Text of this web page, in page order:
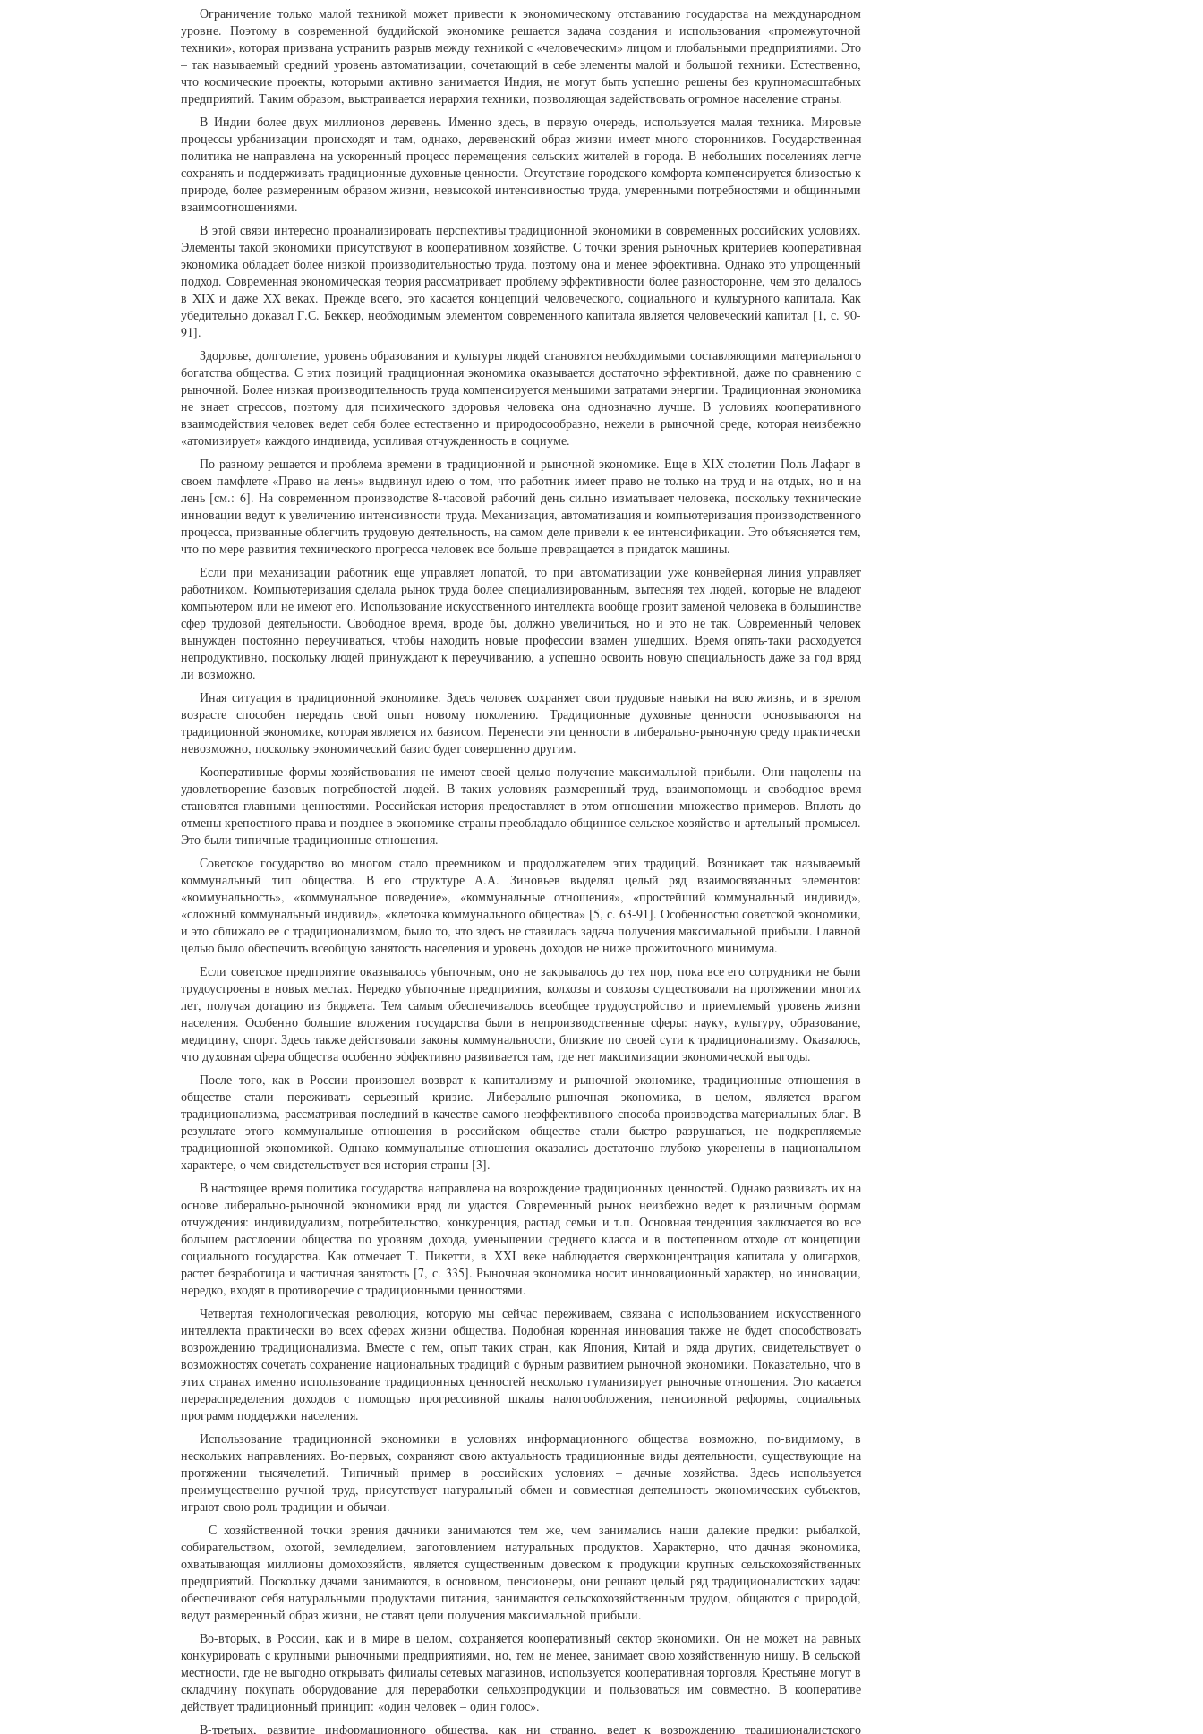
Ограничение только малой техникой может привести к экономическому отставанию государства на международном
уровне. Поэтому в современной буддийской экономике решается задача создания и использования «промежуточной
техники», которая призвана устранить разрыв между техникой с «человеческим» лицом и глобальными предприятиями. Это
– так называемый средний уровень автоматизации, сочетающий в себе элементы малой и большой техники. Естественно,
что космические проекты, которыми активно занимается Индия, не могут быть успешно решены без крупномасштабных
предприятий. Таким образом, выстраивается иерархия техники, позволяющая задействовать огромное население страны.
В Индии более двух миллионов деревень. Именно здесь, в первую очередь, используется малая техника. Мировые
процессы урбанизации происходят и там, однако, деревенский образ жизни имеет много сторонников. Государственная
политика не направлена на ускоренный процесс перемещения сельских жителей в города. В небольших поселениях легче
сохранять и поддерживать традиционные духовные ценности. Отсутствие городского комфорта компенсируется близостью к
природе, более размеренным образом жизни, невысокой интенсивностью труда, умеренными потребностями и общинными
взаимоотношениями.
В этой связи интересно проанализировать перспективы традиционной экономики в современных российских условиях.
Элементы такой экономики присутствуют в кооперативном хозяйстве. С точки зрения рыночных критериев кооперативная
экономика обладает более низкой производительностью труда, поэтому она и менее эффективна. Однако это упрощенный
подход. Современная экономическая теория рассматривает проблему эффективности более разносторонне, чем это делалось
в XIX и даже XX веках. Прежде всего, это касается концепций человеческого, социального и культурного капитала. Как
убедительно доказал Г.С. Беккер, необходимым элементом современного капитала является человеческий капитал [1, с. 90-
91].
Здоровье, долголетие, уровень образования и культуры людей становятся необходимыми составляющими материального
богатства общества. С этих позиций традиционная экономика оказывается достаточно эффективной, даже по сравнению с
рыночной. Более низкая производительность труда компенсируется меньшими затратами энергии. Традиционная экономика
не знает стрессов, поэтому для психического здоровья человека она однозначно лучше. В условиях кооперативного
взаимодействия человек ведет себя более естественно и природосообразно, нежели в рыночной среде, которая неизбежно
«атомизирует» каждого индивида, усиливая отчужденность в социуме.
По разному решается и проблема времени в традиционной и рыночной экономике. Еще в ХIХ столетии Поль Лафарг в
своем памфлете «Право на лень» выдвинул идею о том, что работник имеет право не только на труд и на отдых, но и на
лень [см.: 6]. На современном производстве 8-часовой рабочий день сильно изматывает человека, поскольку технические
инновации ведут к увеличению интенсивности труда. Механизация, автоматизация и компьютеризация производственного
процесса, призванные облегчить трудовую деятельность, на самом деле привели к ее интенсификации. Это объясняется тем,
что по мере развития технического прогресса человек все больше превращается в придаток машины.
Если при механизации работник еще управляет лопатой, то при автоматизации уже конвейерная линия управляет
работником. Компьютеризация сделала рынок труда более специализированным, вытесняя тех людей, которые не владеют
компьютером или не имеют его. Использование искусственного интеллекта вообще грозит заменой человека в большинстве
сфер трудовой деятельности. Свободное время, вроде бы, должно увеличиться, но и это не так. Современный человек
вынужден постоянно переучиваться, чтобы находить новые профессии взамен ушедших. Время опять-таки расходуется
непродуктивно, поскольку людей принуждают к переучиванию, а успешно освоить новую специальность даже за год вряд
ли возможно.
Иная ситуация в традиционной экономике. Здесь человек сохраняет свои трудовые навыки на всю жизнь, и в зрелом
возрасте способен передать свой опыт новому поколению. Традиционные духовные ценности основываются на
традиционной экономике, которая является их базисом. Перенести эти ценности в либерально-рыночную среду практически
невозможно, поскольку экономический базис будет совершенно другим.
Кооперативные формы хозяйствования не имеют своей целью получение максимальной прибыли. Они нацелены на
удовлетворение базовых потребностей людей. В таких условиях размеренный труд, взаимопомощь и свободное время
становятся главными ценностями. Российская история предоставляет в этом отношении множество примеров. Вплоть до
отмены крепостного права и позднее в экономике страны преобладало общинное сельское хозяйство и артельный промысел.
Это были типичные традиционные отношения.
Советское государство во многом стало преемником и продолжателем этих традиций. Возникает так называемый
коммунальный тип общества. В его структуре А.А. Зиновьев выделял целый ряд взаимосвязанных элементов:
«коммунальность», «коммунальное поведение», «коммунальные отношения», «простейший коммунальный индивид»,
«сложный коммунальный индивид», «клеточка коммунального общества» [5, с. 63-91]. Особенностью советской экономики,
и это сближало ее с традиционализмом, было то, что здесь не ставилась задача получения максимальной прибыли. Главной
целью было обеспечить всеобщую занятость населения и уровень доходов не ниже прожиточного минимума.
Если советское предприятие оказывалось убыточным, оно не закрывалось до тех пор, пока все его сотрудники не были
трудоустроены в новых местах. Нередко убыточные предприятия, колхозы и совхозы существовали на протяжении многих
лет, получая дотацию из бюджета. Тем самым обеспечивалось всеобщее трудоустройство и приемлемый уровень жизни
населения. Особенно большие вложения государства были в непроизводственные сферы: науку, культуру, образование,
медицину, спорт. Здесь также действовали законы коммунальности, близкие по своей сути к традиционализму. Оказалось,
что духовная сфера общества особенно эффективно развивается там, где нет максимизации экономической выгоды.
После того, как в России произошел возврат к капитализму и рыночной экономике, традиционные отношения в
обществе стали переживать серьезный кризис. Либерально-рыночная экономика, в целом, является врагом
традиционализма, рассматривая последний в качестве самого неэффективного способа производства материальных благ. В
результате этого коммунальные отношения в российском обществе стали быстро разрушаться, не подкрепляемые
традиционной экономикой. Однако коммунальные отношения оказались достаточно глубоко укоренены в национальном
характере, о чем свидетельствует вся история страны [3].
В настоящее время политика государства направлена на возрождение традиционных ценностей. Однако развивать их на
основе либерально-рыночной экономики вряд ли удастся. Современный рынок неизбежно ведет к различным формам
отчуждения: индивидуализм, потребительство, конкуренция, распад семьи и т.п. Основная тенденция заключается во все
большем расслоении общества по уровням дохода, уменьшении среднего класса и в постепенном отходе от концепции
социального государства. Как отмечает Т. Пикетти, в XXI веке наблюдается сверхконцентрация капитала у олигархов,
растет безработица и частичная занятость [7, с. 335]. Рыночная экономика носит инновационный характер, но инновации,
нередко, входят в противоречие с традиционными ценностями.
Четвертая технологическая революция, которую мы сейчас переживаем, связана с использованием искусственного
интеллекта практически во всех сферах жизни общества. Подобная коренная инновация также не будет способствовать
возрождению традиционализма. Вместе с тем, опыт таких стран, как Япония, Китай и ряда других, свидетельствует о
возможностях сочетать сохранение национальных традиций с бурным развитием рыночной экономики. Показательно, что в
этих странах именно использование традиционных ценностей несколько гуманизирует рыночные отношения. Это касается
перераспределения доходов с помощью прогрессивной шкалы налогообложения, пенсионной реформы, социальных
программ поддержки населения.
Использование традиционной экономики в условиях информационного общества возможно, по-видимому, в
нескольких направлениях. Во-первых, сохраняют свою актуальность традиционные виды деятельности, существующие на
протяжении тысячелетий. Типичный пример в российских условиях – дачные хозяйства. Здесь используется
преимущественно ручной труд, присутствует натуральный обмен и совместная деятельность экономических субъектов,
играют свою роль традиции и обычаи.
С хозяйственной точки зрения дачники занимаются тем же, чем занимались наши далекие предки: рыбалкой,
собирательством, охотой, земледелием, заготовлением натуральных продуктов. Характерно, что дачная экономика,
охватывающая миллионы домохозяйств, является существенным довеском к продукции крупных сельскохозяйственных
предприятий. Поскольку дачами занимаются, в основном, пенсионеры, они решают целый ряд традиционалистских задач:
обеспечивают себя натуральными продуктами питания, занимаются сельскохозяйственным трудом, общаются с природой,
ведут размеренный образ жизни, не ставят цели получения максимальной прибыли.
Во-вторых, в России, как и в мире в целом, сохраняется кооперативный сектор экономики. Он не может на равных
конкурировать с крупными рыночными предприятиями, но, тем не менее, занимает свою хозяйственную нишу. В сельской
местности, где не выгодно открывать филиалы сетевых магазинов, используется кооперативная торговля. Крестьяне могут в
складчину покупать оборудование для переработки сельхозпродукции и пользоваться им совместно. В кооперативе
действует традиционный принцип: «один человек – один голос».
В-третьих, развитие информационного общества, как ни странно, ведет к возрождению традиционалистского